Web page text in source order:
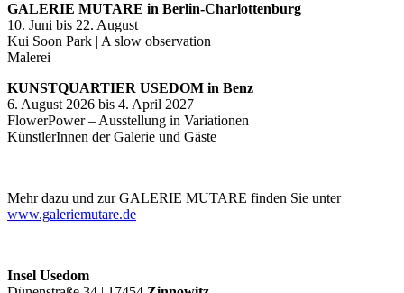
GALERIE MUTARE in Berlin-Charlottenburg
10. Juni bis 22. August
Kui Soon Park | A slow observation
Malerei
KUNSTQUARTIER USEDOM in Benz
6. August 2026 bis 4. April 2027
FlowerPower – Ausstellung in Variationen
KünstlerInnen der Galerie und Gäste
Mehr dazu und zur GALERIE MUTARE finden Sie unter
www.galeriemutare.de
Insel Usedom